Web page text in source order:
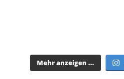
Mehr anzeigen ...